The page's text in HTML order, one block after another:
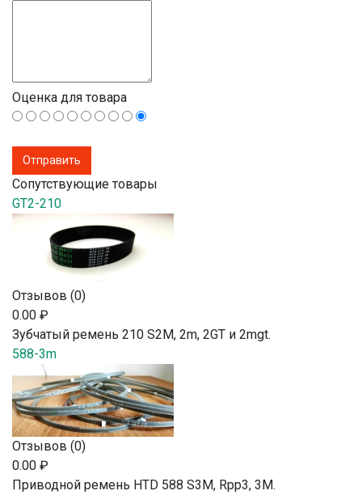
Оценка для товара
Сопутствующие товары
GT2-210
Отзывов (0)
0.00 ₽
Зубчатый ремень 210 S2М, 2m, 2GT и 2mgt.
588-3m
Отзывов (0)
0.00 ₽
Приводной ремень HTD 588 S3M, Rpp3, 3М.